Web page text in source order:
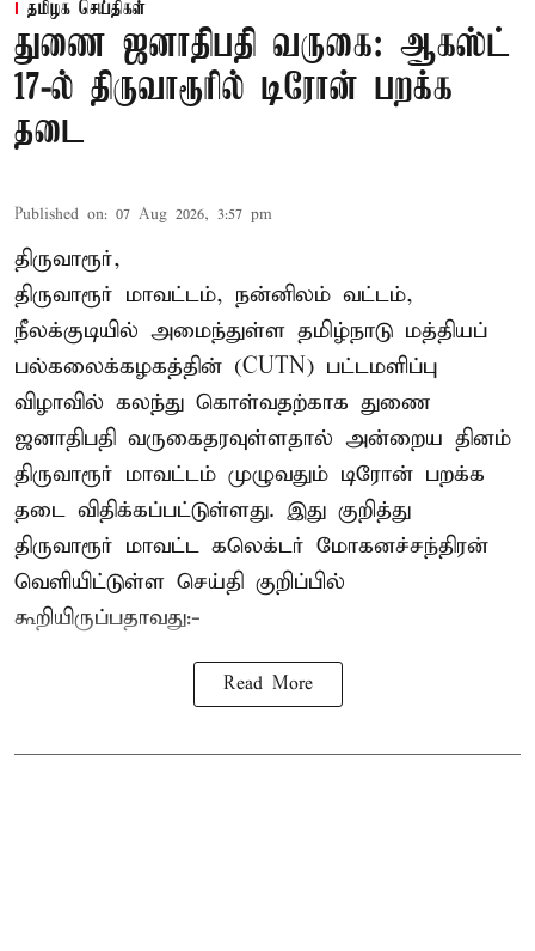
தமிழக செய்திகள்
துணை ஜனாதிபதி வருகை: ஆகஸ்ட்
17-ல் திருவாரூரில் டிரோன் பறக்க
தடை
Published on: 07 Aug 2026, 3:57 pm
திருவாரூர்,
திருவாரூர் மாவட்டம், நன்னிலம் வட்டம்,
நீலக்குடியில் அமைந்துள்ள தமிழ்நாடு மத்தியப்
பல்கலைக்கழகத்தின் (CUTN) பட்டமளிப்பு
விழாவில் கலந்து கொள்வதற்காக துணை
ஜனாதிபதி வருகைதரவுள்ளதால் அன்றைய தினம்
திருவாரூர் மாவட்டம் முழுவதும் டிரோன் பறக்க
தடை விதிக்கப்பட்டுள்ளது. இது குறித்து
திருவாரூர் மாவட்ட கலெக்டர் மோகனச்சந்திரன்
வெளியிட்டுள்ள செய்தி குறிப்பில்
கூறியிருப்பதாவது:-
Read More